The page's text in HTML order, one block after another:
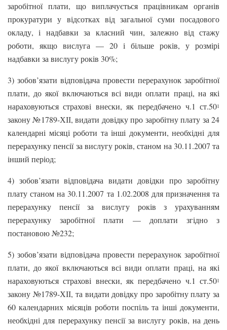
заробітної плати, що виплачується працівникам органів
прокуратури у відсотках від загальної суми посадового
окладу, і надбавки за класний чин, залежно від стажу
роботи, якщо вислуга — 20 і більше років, у розмірі
надбавки за вислугу років 30%;
3) зобов’язати відповідача провести перерахунок заробітної
плати, до якої включаються всі види оплати праці, на які
нараховуються страхові внески, як передбачено ч.1 ст.501
закону №1789-ХІІ, видати довідку про заробітну плату за 24
календарні місяці роботи та інші документи, необхідні для
перерахунку пенсії за вислугу років, станом на 30.11.2007 та
інший період;
4) зобов’язати відповідача видати довідки про заробітну
плату станом на 30.11.2007 та 1.02.2008 для призначення та
перерахунку пенсії за вислугу років з урахуванням
перерахунку заробітної плати — доплати згідно з
постановою №232;
5) зобов’язати відповідача провести перерахунок заробітної
плати, до якої включаються всі види оплати праці, на які
нараховуються страхові внески, як передбачено ч.1 ст.501
закону №1789-ХІІ, та видати довідку про заробітну плату за
60 календарних місяців роботи поспіль та інші документи,
необхідні для перерахунку пенсії за вислугу років, на день